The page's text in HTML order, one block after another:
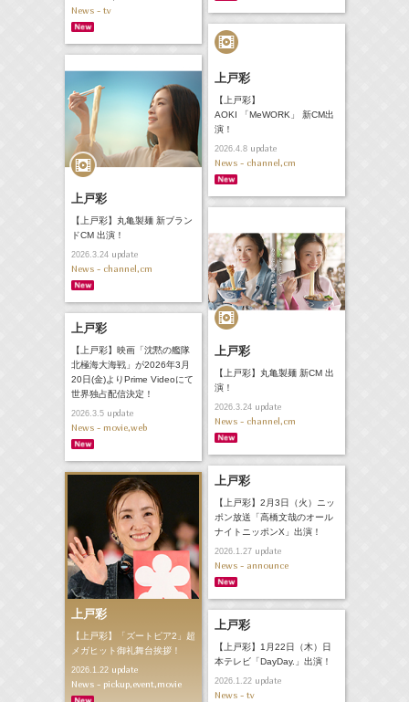
News - tv
上戸彩
【上戸彩】
AOKI 「MeWORK」 新CM出
演！
2026.4.8update
News - channel,cm
上戸彩
【上戸彩】丸亀製麺 新ブラン
ドCM 出演！
2026.3.24update
News - channel,cm
上戸彩
【上戸彩】丸亀製麺 新CM 出
演！
2026.3.24update
News - channel,cm
上戸彩
【上戸彩】映画「沈黙の艦隊
北極海大海戦」が2026年3月
20日(金)よりPrime Videoにて
世界独占配信決定！
2026.3.5update
News - movie,web
上戸彩
【上戸彩】2月3日（火）ニッ
ポン放送「高橋文哉のオール
ナイトニッポンX」出演！
2026.1.27update
News - announce
上戸彩
【上戸彩】「ズートピア2」超
メガヒット御礼舞台挨拶！
2026.1.22update
News - pickup,event,movie
上戸彩
【上戸彩】1月22日（木）日
本テレビ「DayDay.」出演！
2026.1.22update
News - tv